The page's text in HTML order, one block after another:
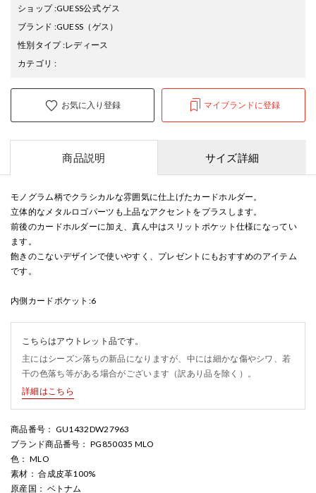
ショップ:GUESS公式 ゲス
ブランド :GUESS （ゲス）
性別タイプ:レディース
カテゴリ :
お気に入り登録 マイブランドに登録
商品説明 サイズ詳細
モノグラム柄でクラシカルな雰囲気に仕上げたカードホルダー。
立体的なメタルロゴパーツも上品なアクセントをプラスします。
前後のカードホルダーに加え、真ん中はスリットポケット仕様になってい
ます。
飽きのこないデザインで使いやすく、プレゼントにもおすすめのアイテム
です。
内側カードポケット:6
こちらはアウトレット品です。
主にはシーズン落ちの新品になりますが、中には細かな傷やシワ、若
干の色落ち等がある場合がございます（訳あり品を除く）。
詳細はこちら
商品番号 ： GU1432DW27963
ブランド商品番号 ： PG850035 MLO
色 ： MLO
素材 ： 合成皮革100%
原産国 ： ベトナム